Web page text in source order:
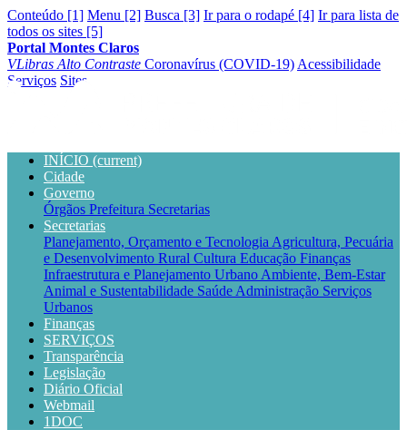
Conteúdo [1] Menu [2] Busca [3] Ir para o rodapé [4] Ir para lista de
todos os sites [5]
Portal Montes Claros
VLibras Alto Contraste Coronavírus (COVID-19) Acessibilidade
Serviços Sites
INÍCIO (current)
Cidade
Governo
Órgãos Prefeitura Secretarias
Secretarias
Planejamento, Orçamento e Tecnologia Agricultura, Pecuária
e Desenvolvimento Rural Cultura Educação Finanças
Infraestrutura e Planejamento Urbano Ambiente, Bem-Estar
Animal e Sustentabilidade Saúde Administração Serviços
Urbanos
Finanças
SERVIÇOS
Transparência
Legislação
Diário Oficial
Webmail
1DOC